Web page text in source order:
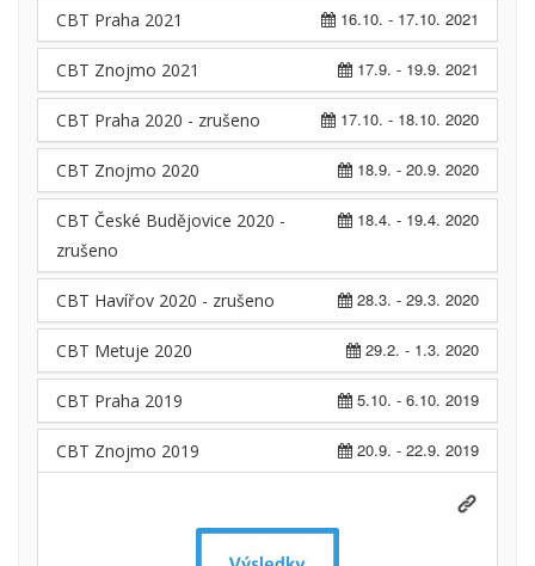
16.10. - 17.10. 2021
CBT Praha 2021
17.9. - 19.9. 2021
CBT Znojmo 2021
17.10. - 18.10. 2020
CBT Praha 2020 - zrušeno
18.9. - 20.9. 2020
CBT Znojmo 2020
18.4. - 19.4. 2020
CBT České Budějovice 2020 -
zrušeno
28.3. - 29.3. 2020
CBT Havířov 2020 - zrušeno
29.2. - 1.3. 2020
CBT Metuje 2020
5.10. - 6.10. 2019
CBT Praha 2019
20.9. - 22.9. 2019
CBT Znojmo 2019